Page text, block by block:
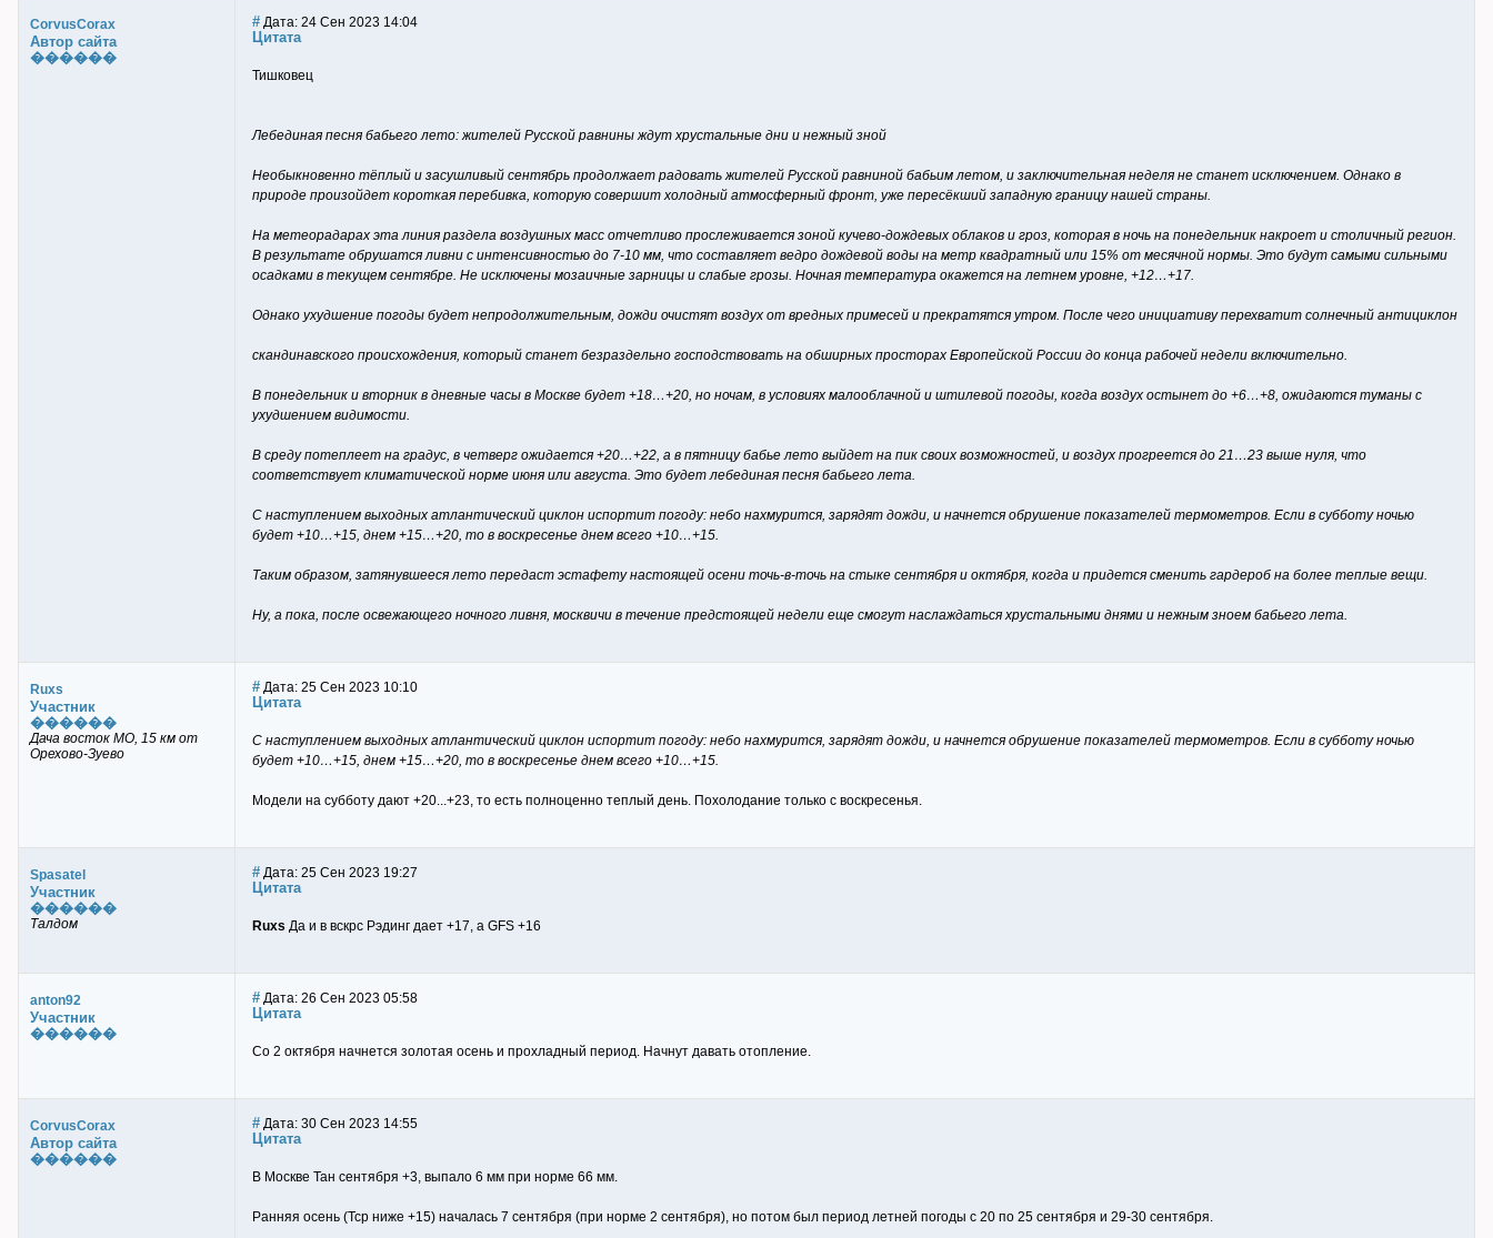
CorvusCorax
Автор сайта
������
# Дата: 24 Сен 2023 14:04
Цитата
Тишковец
Лебединая песня бабьего лето: жителей Русской равнины ждут хрустальные дни и нежный зной
Необыкновенно тёплый и засушливый сентябрь продолжает радовать жителей Русской равниной бабьим летом, и заключительная неделя не станет исключением. Однако в
природе произойдет короткая перебивка, которую совершит холодный атмосферный фронт, уже пересёкший западную границу нашей страны.
На метеорадарах эта линия раздела воздушных масс отчетливо прослеживается зоной кучево-дождевых облаков и гроз, которая в ночь на понедельник накроет и столичный регион.
В результате обрушатся ливни с интенсивностью до 7-10 мм, что составляет ведро дождевой воды на метр квадратный или 15% от месячной нормы. Это будут самыми сильными
осадками в текущем сентябре. Не исключены мозаичные зарницы и слабые грозы. Ночная температура окажется на летнем уровне, +12…+17.
Однако ухудшение погоды будет непродолжительным, дожди очистят воздух от вредных примесей и прекратятся утром. После чего инициативу перехватит солнечный антициклон
скандинавского происхождения, который станет безраздельно господствовать на обширных просторах Европейской России до конца рабочей недели включительно.
В понедельник и вторник в дневные часы в Москве будет +18…+20, но ночам, в условиях малооблачной и штилевой погоды, когда воздух остынет до +6…+8, ожидаются туманы с
ухудшением видимости.
В среду потеплеет на градус, в четверг ожидается +20…+22, а в пятницу бабье лето выйдет на пик своих возможностей, и воздух прогреется до 21…23 выше нуля, что
соответствует климатической норме июня или августа. Это будет лебединая песня бабьего лета.
С наступлением выходных атлантический циклон испортит погоду: небо нахмурится, зарядят дожди, и начнется обрушение показателей термометров. Если в субботу ночью
будет +10…+15, днем +15…+20, то в воскресенье днем всего +10…+15.
Таким образом, затянувшееся лето передаст эстафету настоящей осени точь-в-точь на стыке сентября и октября, когда и придется сменить гардероб на более теплые вещи.
Ну, а пока, после освежающего ночного ливня, москвичи в течение предстоящей недели еще смогут наслаждаться хрустальными днями и нежным зноем бабьего лета.
Ruxs
Участник
������
Дача восток МО, 15 км от
Орехово-Зуево
# Дата: 25 Сен 2023 10:10
Цитата
С наступлением выходных атлантический циклон испортит погоду: небо нахмурится, зарядят дожди, и начнется обрушение показателей термометров. Если в субботу ночью
будет +10…+15, днем +15…+20, то в воскресенье днем всего +10…+15.
Модели на субботу дают +20...+23, то есть полноценно теплый день. Похолодание только с воскресенья.
Spasatel
Участник
������
Талдом
# Дата: 25 Сен 2023 19:27
Цитата
Ruxs Да и в вскрс Рэдинг дает +17, а GFS +16
anton92
Участник
������
# Дата: 26 Сен 2023 05:58
Цитата
Со 2 октября начнется золотая осень и прохладный период. Начнут давать отопление.
CorvusCorax
Автор сайта
������
# Дата: 30 Сен 2023 14:55
Цитата
В Москве Тан сентября +3, выпало 6 мм при норме 66 мм.
Ранняя осень (Тср ниже +15) началась 7 сентября (при норме 2 сентября), но потом был период летней погоды с 20 по 25 сентября и 29-30 сентября.